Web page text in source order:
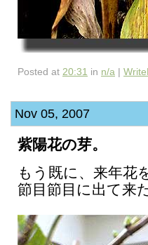
Posted at 20:31 in n/a |
Nov 05, 2007
紫陽花の芽。
もう既に、来年花
節目節目に出て来た